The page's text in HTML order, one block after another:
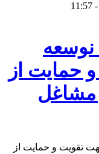
حمایت از
مشاغل